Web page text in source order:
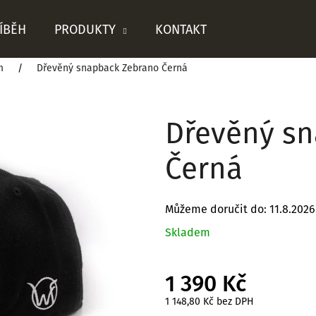
PRODUKTY KONTAKT
Dřevěný snapback Zebrano Černá
Dřevěný
Černá
Můžeme doručit do: 11.8.2026
Skladem
1 390 Kč
1 148,80 Kč bez DPH
HLEDAT
Doporučujeme